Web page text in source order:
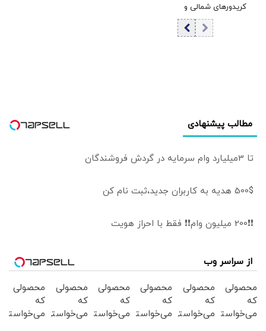
برداشتی! + فیلم
کریدورهای شمالی و
جنوبی تنگۀ هرمز
حذف می‌شوند |
برای گذر از تنگه در
قالب بهای خدمات
مطالب پیشنهادی
تا 3میلیارد وام سرمایه در گردش فروشندگان
500$ هدیه به کاربران جدید،ثبت نام کن
❗❗200 میلیون وام❗❗ فقط با احراز هویت
از سراسر وب
محصولی
که
می‌خواستی
محصولی
که
می‌خواستی
محصولی
که
می‌خواستی
محصولی
که
می‌خواستی
محصولی
که
می‌خواستی
محصولی
که
می‌خواستی